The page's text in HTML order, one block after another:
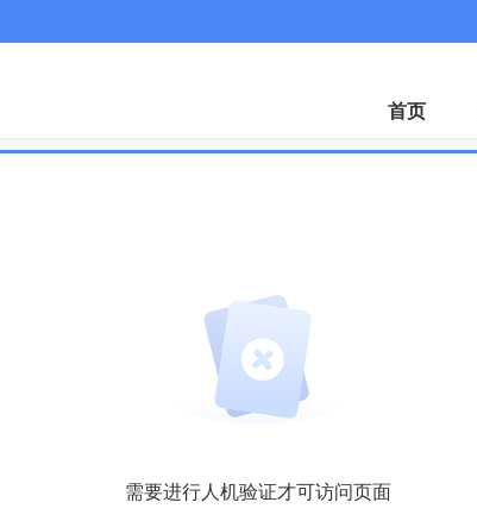
首页
需要进行人机验证才可访问页面